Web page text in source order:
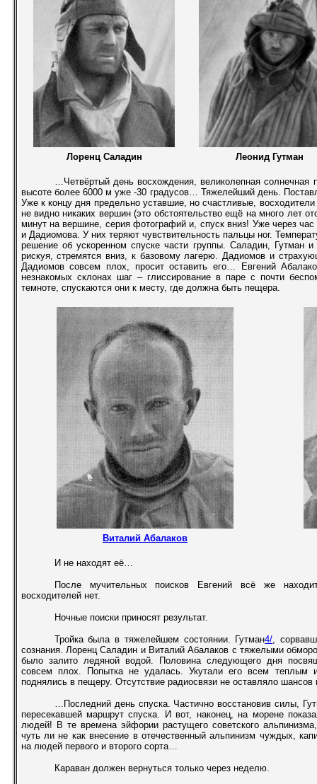
Лоренц Саладин Леонид Гутман
…Четвёртый день восхождения, великолепная
высоте более 6000 м уже -30 градусов… Тяжелейший день.
Уже к концу дня предельно уставшие, но счастливые,
не видно никаких вершин (это обстоятельство ещё на много лет
минут на вершине, серия фотографий и, спуск вниз! Уже через
и Дадиомова. У них теряют чувствительность пальцы ног.
решение об ускоренном спуске части группы. Саладин, Гутман
рискуя, стремятся вниз, к базовому лагерю. Дадиомов и
Дадиомов совсем плох, просит оставить его… Евгений
незнакомых склонах шаг – глиссирование в паре с почти
темноте, спускаются они к месту, где должна быть пещера.
Виталий Абалаков
И не находят её…
После мучительных поисков Евгений всё же
восходителей нет.
Ночные поиски приносят результат.
Тройка была в тяжелейшем состоянии. Гутман4/,
сознания. Лоренц Саладин и Виталий Абалаков с тяжелыми
было залито ледяной водой. Половина следующего дня
совсем плох. Попытка не удалась. Укутали его всем
поднялись в пещеру. Отсутствие радиосвязи не оставляло
…Последний день спуска. Частично восстановив силы,
пересекавшей маршрут спуска. И вот, наконец, на морене
людей! В те времена эйфории растущего советского
чуть ли не как внесение в отечественный альпинизм чуждых,
на людей первого и второго сорта…
Караван должен вернуться только через неделю.